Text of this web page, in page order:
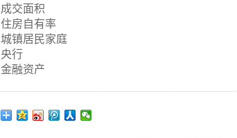
成交面积
住房自有率
城镇居民家庭
央行
金融资产